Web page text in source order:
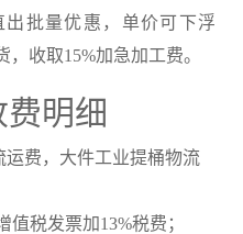
批量优惠，单价可下浮
，收取15%加急加工费。
明细
费，大件工业提桶物流
税发票加13%税费；